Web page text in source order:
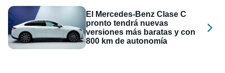
El Mercedes-Benz Clase C
pronto tendrá nuevas
versiones más baratas y con
800 km de autonomía